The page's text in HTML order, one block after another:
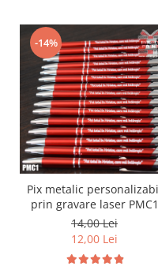
-14%
Pix metalic
prin gravare laser PMC1
14,00 Lei
12,00 Lei